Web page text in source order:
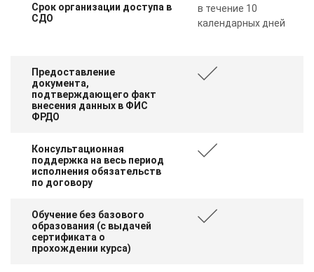
Срок организации доступа в
СДО
в течение 10
календарных дней
Предоставление
документа,
подтверждающего факт
внесения данных в ФИС
ФРДО
Консультационная
поддержка на весь период
исполнения обязательств
по договору
Обучение без базового
образования (с выдачей
сертификата о
прохождении курса)